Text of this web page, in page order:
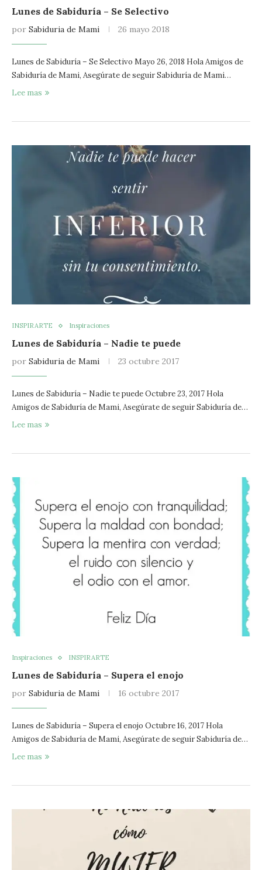
Lunes de Sabiduría – Se Selectivo
por Sabiduria de Mami 26 mayo 2018
Lunes de Sabiduría – Se Selectivo Mayo 26, 2018 Hola Amigos de
Sabiduría de Mami, Asegúrate de seguir Sabiduría de Mami…
Lee mas
INSPIRARTE Inspiraciones
Lunes de Sabiduría – Nadie te puede
por Sabiduria de Mami 23 octubre 2017
Lunes de Sabiduría – Nadie te puede Octubre 23, 2017 Hola
Amigos de Sabiduría de Mami, Asegúrate de seguir Sabiduría de…
Lee mas
Inspiraciones INSPIRARTE
Lunes de Sabiduría – Supera el enojo
por Sabiduria de Mami 16 octubre 2017
Lunes de Sabiduría – Supera el enojo Octubre 16, 2017 Hola
Amigos de Sabiduría de Mami, Asegúrate de seguir Sabiduría de…
Lee mas